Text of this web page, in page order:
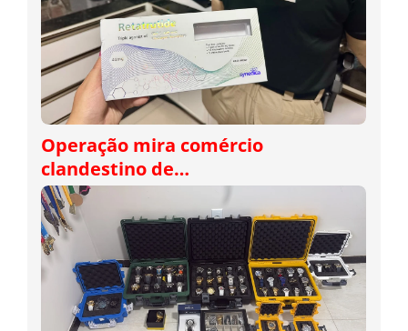
Operação mira comércio
clandestino de…